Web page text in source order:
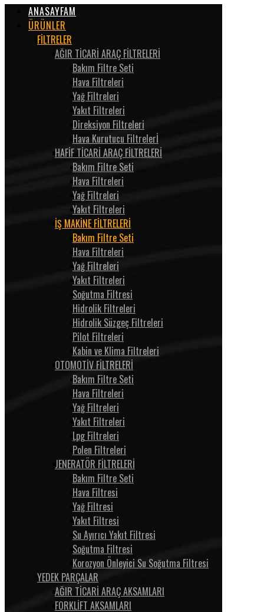
ANASAYFAM
ÜRÜNLER
FİLTRELER
AĞIR TİCARİ ARAÇ FİLTRELERİ
Bakım Filtre Seti
Hava Filtreleri
Yağ Filtreleri
Yakıt Filtreleri
Direksiyon Filtreleri
Hava Kurutucu Filtrelerİ
HAFİF TİCARİ ARAÇ FİLTRELERİ
Bakım Filtre Seti
Hava Filtreleri
Yağ Filtreleri
Yakıt Filtreleri
İŞ MAKİNE FİLTRELERİ
Bakım Filtre Seti
Hava Filtreleri
Yağ Filtreleri
Yakıt Filtreleri
Soğutma Filtresi
Hidrolik Filtreleri
Hidrolik Süzgeç Filtreleri
Pilot Filtreleri
Kabin ve Klima Filtreleri
OTOMOTİV FİLTRELERİ
Bakım Filtre Seti
Hava Filtreleri
Yağ Filtreleri
Yakıt Filtreleri
Lpg Filtreleri
Polen Filtreleri
JENERATÖR FİLTRELERİ
Bakım Filtre Seti
Hava Filtresi
Yağ Filtresi
Yakıt Filtresi
Su Ayırıcı Yakıt Filtresi
Soğutma Filtresi
Korozyon Önleyici Su Soğutma Filtresi
YEDEK PARÇALAR
AĞIR TİCARİ ARAÇ AKSAMLARI
FORKLİFT AKSAMLARI